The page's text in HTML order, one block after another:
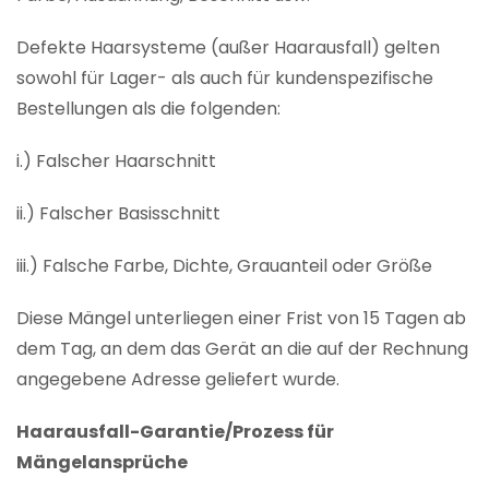
Defekte Haarsysteme (außer Haarausfall) gelten
sowohl für Lager- als auch für kundenspezifische
Bestellungen als die folgenden:
i.) Falscher Haarschnitt
ii.) Falscher Basisschnitt
iii.) Falsche Farbe, Dichte, Grauanteil oder Größe
Diese Mängel unterliegen einer Frist von 15 Tagen ab
dem Tag, an dem das Gerät an die auf der Rechnung
angegebene Adresse geliefert wurde.
Haarausfall-Garantie/Prozess für
Mängelansprüche